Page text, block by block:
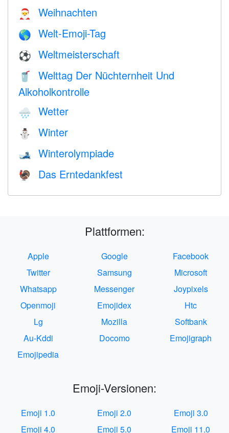
🎅 Weihnachten
🌎 Welt-Emoji-Tag
⚽ Weltmeisterschaft
🥤
Welttag Der Nüchternheit Und
Alkoholkontrolle
🌧 Wetter
⛄ Winter
🎿 Winterolympiade
🦃 Das Erntedankfest
Plattformen:
Apple Google
Facebook
Twitter
Samsung
Microsoft
Whatsapp
Messenger
Joypixels
Openmoji
Emojidex
Htc
Lg
Mozilla
Softbank
Au-Kddi
Docomo
Emojigraph
Emojipedia
Emoji-Versionen:
Emoji 1.0 Emoji 2.0
Emoji 3.0
Emoji 4.0
Emoji 5.0 Emoji 11.0